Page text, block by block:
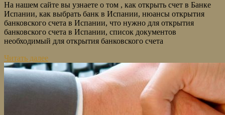
На нашем сайте вы узнаете о том , как открыть счет в Банке
Испании, как выбрать банк в Испании, нюансы открытия
банковского счета в Испании, что нужно для открытия
банковского счета в Испании, список документов
необходимый для открытия банковского счета
Читать далее